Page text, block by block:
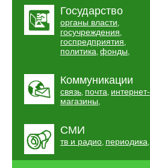
Государство
органы власти,
госучреждения,
госпредприятия,
политика, фонды,
Коммуникации
связь, почта, интернет-
магазины,
СМИ
тв и радио, периодика,